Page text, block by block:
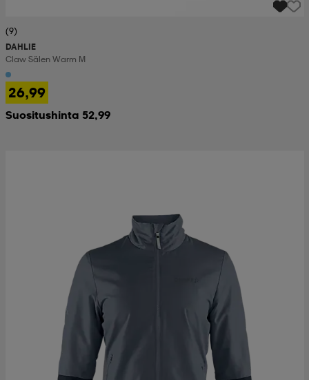
(9)
DAHLIE
Claw Sälen Warm M
26,99
Suositushinta 52,99